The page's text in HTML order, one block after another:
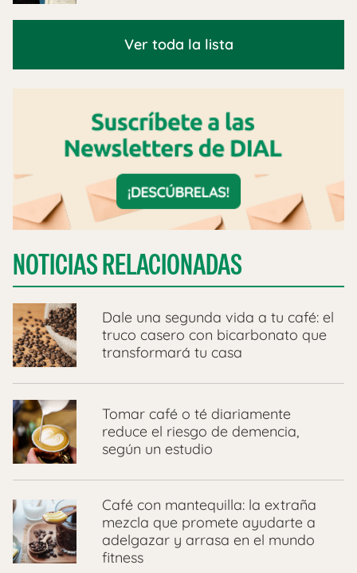
Ver toda la lista
NOTICIAS RELACIONADAS
Dale una segunda vida a tu café: el
truco casero con bicarbonato que
transformará tu casa
Tomar café o té diariamente
reduce el riesgo de demencia,
según un estudio
Café con mantequilla: la extraña
mezcla que promete ayudarte a
adelgazar y arrasa en el mundo
fitness